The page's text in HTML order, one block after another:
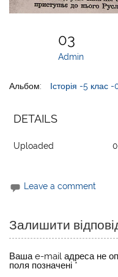
03
Admin
Альбом: Історія -5 клас
DETAILS
Uploaded
Leave a comment
Залишити
Ваша e-mail адреса не
поля позначені *